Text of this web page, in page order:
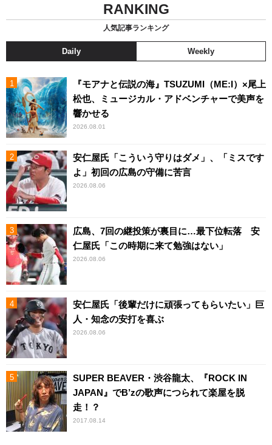
RANKING
人気記事ランキング
Daily Weekly
『モアナと伝説の海』TSUZUMI（ME:I）×尾上
松也、ミュージカル・アドベンチャーで美声を
響かせる
2026.08.01
安仁屋氏「こういう守りはダメ」、「ミスです
よ」初回の広島の守備に苦言
2026.08.06
広島、7回の継投策が裏目に…最下位転落 安
仁屋氏「この時期に来て勉強はない」
2026.08.06
安仁屋氏「後輩だけに頑張ってもらいたい」巨
人・知念の安打を喜ぶ
2026.08.06
SUPER BEAVER・渋谷龍太、『ROCK IN
JAPAN』でB’zの歌声につられて楽屋を脱
走！？
2017.08.14